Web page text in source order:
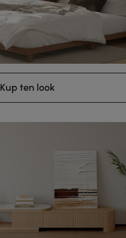
Kup ten look